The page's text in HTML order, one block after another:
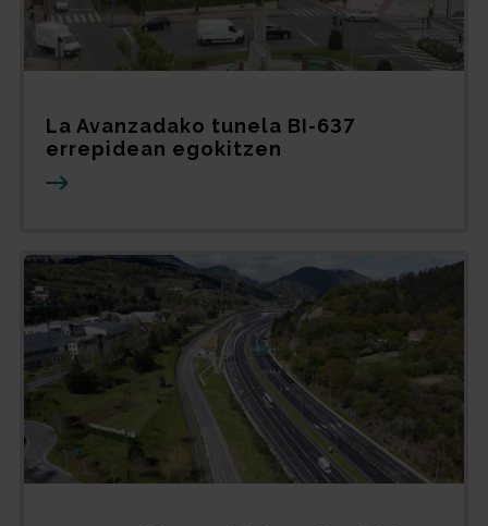
La Avanzadako tunela BI-637
errepidean egokitzen